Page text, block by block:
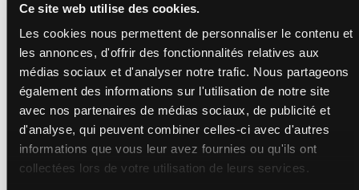
Ce site web utilise des cookies.
Les cookies nous permettent de personnaliser le contenu et
les annonces, d'offrir des fonctionnalités relatives aux
médias sociaux et d'analyser notre trafic. Nous partageons
également des informations sur l'utilisation de notre site
avec nos partenaires de médias sociaux, de publicité et
d'analyse, qui peuvent combiner celles-ci avec d'autres
informations que vous leur avez fournies ou qu'ils ont
collectées lors de votre utilisation de leurs services.